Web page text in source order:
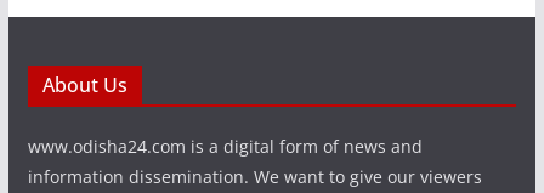
About Us
www.odisha24.com is a digital form of news and
information dissemination. We want to give our viewers